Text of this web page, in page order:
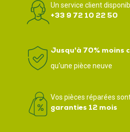
Un service client
+33 9 72 10 22 50
Jusqu'à 70% moins
qu'une pièce neuve
Vos pièces réparées
garanties 12 mois